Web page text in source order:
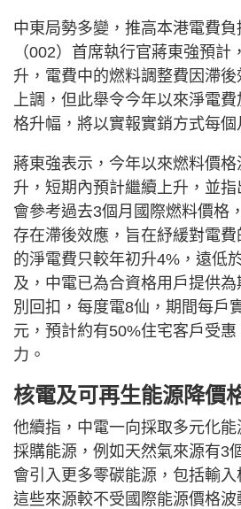
中東局勢多變，推高本港電費
（002）首席執行官蔣東強預計
升，電費中的燃料調整費因滯
上調，但此舉令今年以來淨電
格升幅，將以實報實銷方式每個
蔣東強表示，今年以來燃料價
升，短期內預計繼續上升，並
會參考過去3個月國際燃料價格
存在滯後效應，旨在紓緩對電費
的淨電費只較年初升4%，遠低
及，中電已為合資格用戶提供
別回扣，每度電8仙，期間每戶
元，預計約有50%住宅客戶受
力。
核電及可再生能源降價
他續指，中電一向採取多元化
採購能源，例如天然氣來源有3
會引入更多零碳能源，包括輸入
這些來源較不受國際能源價格